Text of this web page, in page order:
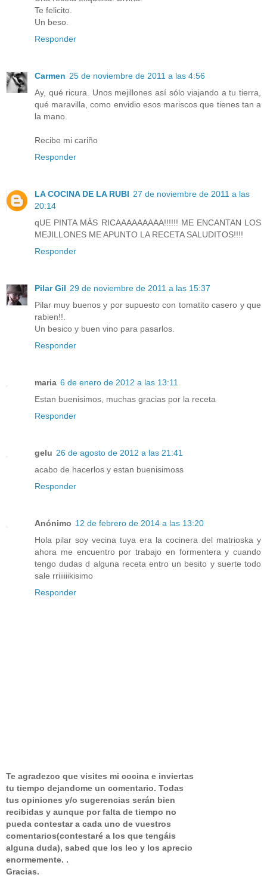
Te felicito.
Un beso.
Responder
Carmen 25 de noviembre de 2011 a las 4:56
Ay, qué ricura. Unos mejillones así sólo viajando a tu tierra,
qué maravilla, como envidio esos mariscos que tienes tan a
la mano.
Recibe mi cariño
Responder
LA COCINA DE LA RUBI 27 de noviembre de 2011 a las
20:14
qUE PINTA MÁS RICAAAAAAAAA!!!!!! ME ENCANTAN LOS
MEJILLONES ME APUNTO LA RECETA SALUDITOS!!!!
Responder
Pilar Gil 29 de noviembre de 2011 a las 15:37
Pilar muy buenos y por supuesto con tomatito casero y que
rabien!!.
Un besico y buen vino para pasarlos.
Responder
maria 6 de enero de 2012 a las 13:11
Estan buenisimos, muchas gracias por la receta
Responder
gelu 26 de agosto de 2012 a las 21:41
acabo de hacerlos y estan buenisimoss
Responder
Anónimo 12 de febrero de 2014 a las 13:20
Hola pilar soy vecina tuya era la cocinera del matrioska y
ahora me encuentro por trabajo en formentera y cuando
tengo dudas d alguna receta entro un besito y suerte todo
sale rriiiiiikisimo
Responder
Te agradezco que visites mi cocina e inviertas
tu tiempo dejandome un comentario. Todas
tus opiniones y/o sugerencias serán bien
recibidas y aunque por falta de tiempo no
pueda contestar a cada uno de vuestros
comentarios(contestaré a los que tengáis
alguna duda), sabed que los leo y los aprecio
enormemente. .
Gracias.